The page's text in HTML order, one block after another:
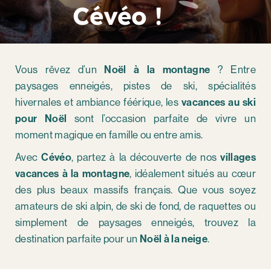
Cévéo !
Vous rêvez d’un Noël à la montagne ? Entre
paysages enneigés, pistes de ski, spécialités
hivernales et ambiance féérique, les vacances au ski
pour Noël
sont l’occasion parfaite de vivre un
moment magique en famille ou entre amis.
AvecCévéo, partez à la découverte de nosvillages
vacances à la montagne, idéalement situés au cœur
des plus beaux massifs français. Que vous soyez
amateurs de ski alpin, de ski de fond, de raquettes ou
simplement de paysages enneigés, trouvez la
destination parfaite pour un Noël à la neige.